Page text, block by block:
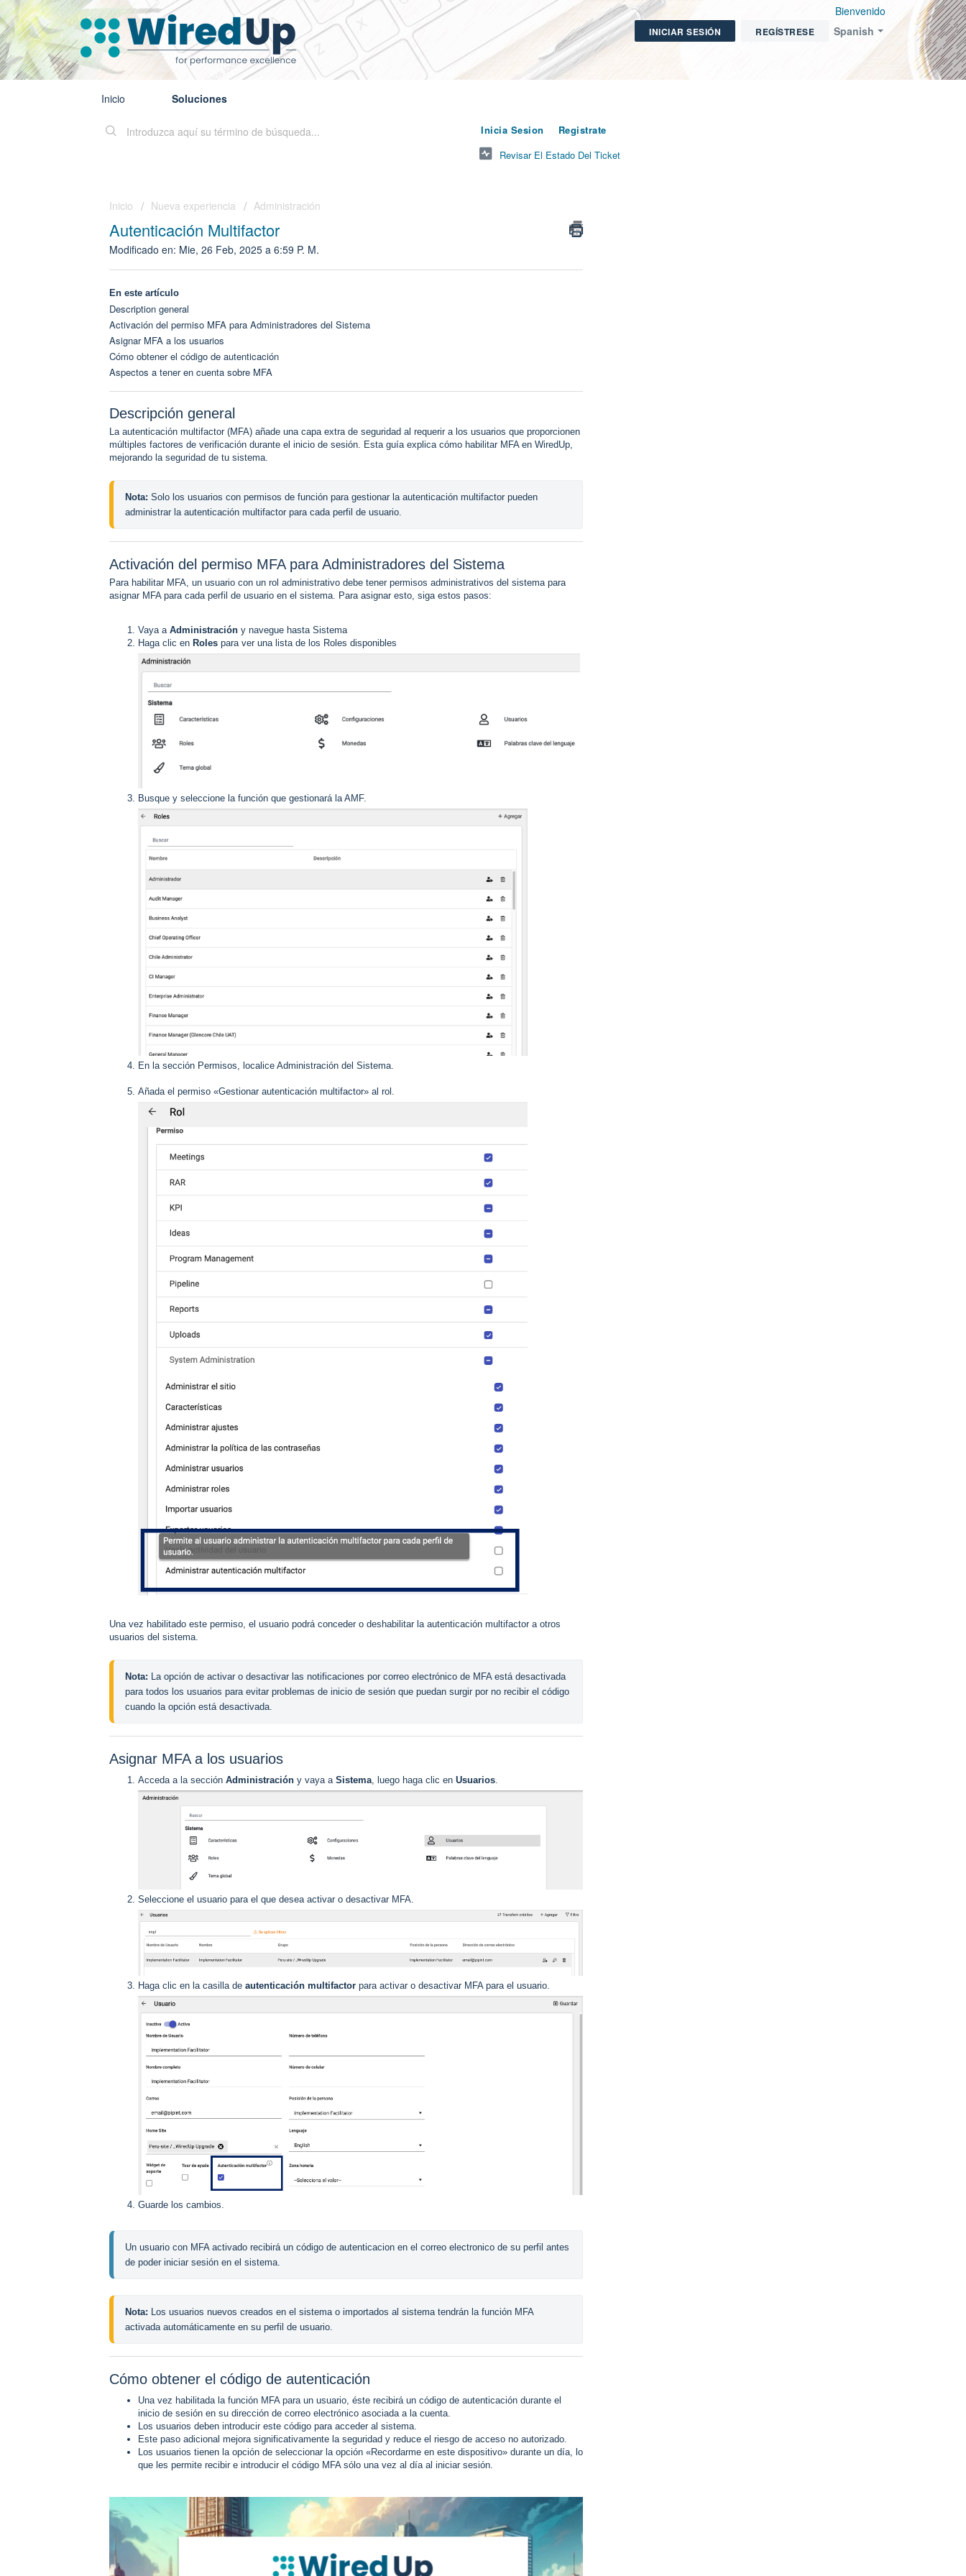
Spanish
Bienvenido
INICIAR SESIÓN REGÍSTRESE
Inicio Soluciones
Inicia Sesion Registrate
Revisar El Estado Del Ticket
Inicio Nueva experiencia Administración
Autenticación Multifactor
Modificado en: Mie, 26 Feb, 2025 a 6:59 P. M.
En este artículo
Description general
Activación del permiso MFA para Administradores del Sistema
Asignar MFA a los usuarios
Cómo obtener el código de autenticación
Aspectos a tener en cuenta sobre MFA
Descripción general
La autenticación multifactor (MFA) añade una capa extra de seguridad al requerir a los usuarios que proporcionen
múltiples factores de verificación durante el inicio de sesión. Esta guía explica cómo habilitar MFA en WiredUp,
mejorando la seguridad de tu sistema.
Nota: Solo los usuarios con permisos de función para gestionar la autenticación multifactor pueden
administrar la autenticación multifactor para cada perfil de usuario.
Activación del permiso MFA para Administradores del Sistema
Para habilitar MFA, un usuario con un rol administrativo debe tener permisos administrativos del sistema para
asignar MFA para cada perfil de usuario en el sistema. Para asignar esto, siga estos pasos:
Vaya a Administración y navegue hasta Sistema
Haga clic en Roles para ver una lista de los Roles disponibles
Busque y seleccione la función que gestionará la AMF.
En la sección Permisos, localice Administración del Sistema.
Añada el permiso «Gestionar autenticación multifactor» al rol.
Una vez habilitado este permiso, el usuario podrá conceder o deshabilitar la autenticación multifactor a otros
usuarios del sistema.
Nota: La opción de activar o desactivar las notificaciones por correo electrónico de MFA está desactivada
para todos los usuarios para evitar problemas de inicio de sesión que puedan surgir por no recibir el código
cuando la opción está desactivada.
Asignar MFA a los usuarios
Acceda a la sección Administración y vaya a Sistema , luego haga clic en Usuarios
Seleccione el usuario para el que desea activar o desactivar MFA.
Haga clic en la casilla de autenticación multifactor para activar o desactivar MFA para el usuario.
Guarde los cambios.
Un usuario con MFA activado recibirá un código de autenticacion en el correo electronico de su perfil antes
de poder iniciar sesión en el sistema.
Nota: Los usuarios nuevos creados en el sistema o importados al sistema tendrán la función MFA
activada automáticamente en su perfil de usuario.
Cómo obtener el código de autenticación
Una vez habilitada la función MFA para un usuario, éste recibirá un código de autenticación durante el
inicio de sesión en su dirección de correo electrónico asociada a la cuenta.
Los usuarios deben introducir este código para acceder al sistema.
Este paso adicional mejora significativamente la seguridad y reduce el riesgo de acceso no autorizado.
Los usuarios tienen la opción de seleccionar la opción «Recordarme en este dispositivo» durante un día, lo
que les permite recibir e introducir el código MFA sólo una vez al día al iniciar sesión.